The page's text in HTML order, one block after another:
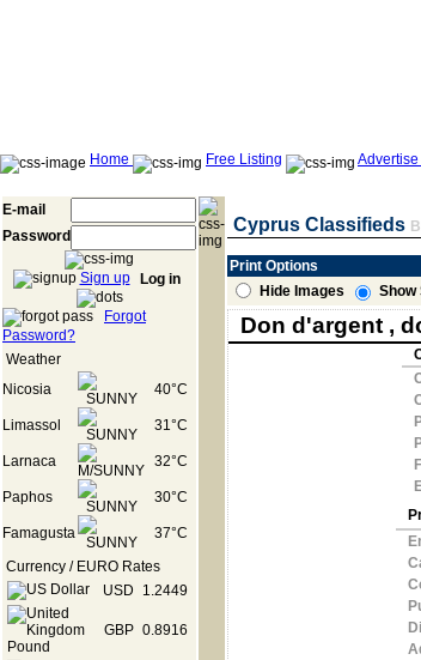
Home Free Listing Advertise
E-mail
Password
Sign up Log in
Forgot
Password?
Weather
Nicosia
40°C
Limassol 31°C
Larnaca 32°C
Paphos 30°C
Famagusta
37°C
Currency / EURO Rates
USD
1.2449
GBP 0.8916
Cyprus Classifieds
Print Options
Hide Images
Show
Don d'argent ,